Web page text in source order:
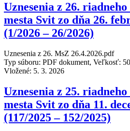
Uznesenia z 26.
mesta Svit zo dňa 26.
(1/2026 – 26/2026)
Uznesenia z 26. MsZ 26.4.2026.pdf
Typ súboru: PDF dokument, Veľkosť:
Vložené: 5. 3. 2026
Uznesenia z 25.
mesta Svit zo dňa 11.
(117/2025 – 152/2025)